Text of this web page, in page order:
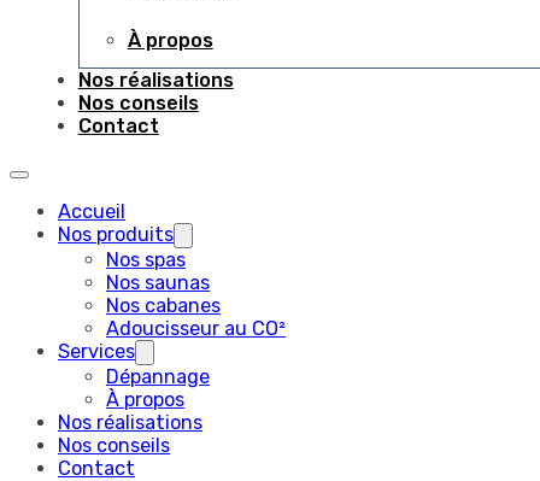
À propos
Nos réalisations
Nos conseils
Contact
Accueil
Nos produits
Nos spas
Nos saunas
Nos cabanes
Adoucisseur au CO²
Services
Dépannage
À propos
Nos réalisations
Nos conseils
Contact